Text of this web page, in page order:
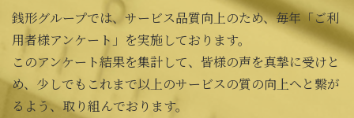
銭形グループでは、サービス品質向上のため、毎年「ご利
用者様アンケート」を実施しております。
このアンケート結果を集計して、皆様の声を真摯に受けと
め、少しでもこれまで以上のサービスの質の向上へと繋が
るよう、取り組んでおります。